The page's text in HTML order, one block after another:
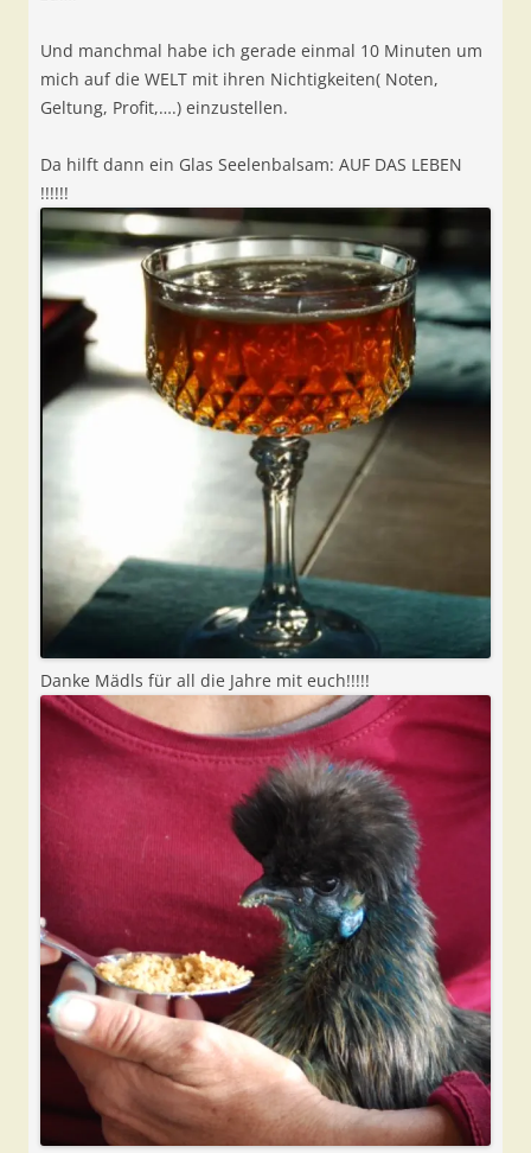
Und manchmal habe ich gerade einmal 10 Minuten um
mich auf die WELT mit ihren Nichtigkeiten( Noten,
Geltung, Profit,….) einzustellen.
Da hilft dann ein Glas Seelenbalsam: AUF DAS LEBEN
!!!!!!
Danke Mädls für all die Jahre mit euch!!!!!